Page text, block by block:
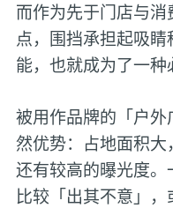
而作为先于门店与
点，围挡承担起吸
能，也就成为了一种
被用作品牌的「户
然优势：占地面积大
还有较高的曝光度
比较「出其不意」，